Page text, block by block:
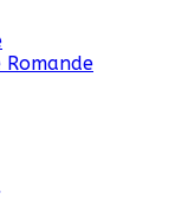
Romande